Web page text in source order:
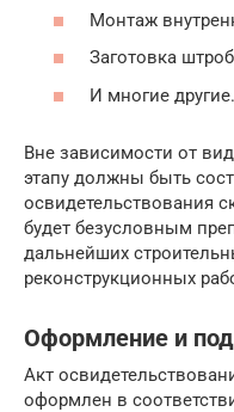
Монтаж
Заготовка
И многие другие.
Вне зависимости от
этапу должны быть
освидетельствования
будет безусловным
дальнейших
реконструкционных
Оформление и
Акт
оформлен в